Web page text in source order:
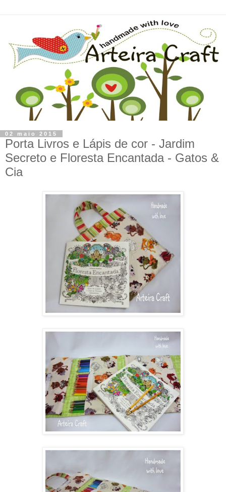
02 maio 2015
Porta Livros e Lápis de cor - Jardim
Secreto e Floresta Encantada - Gatos &
Cia